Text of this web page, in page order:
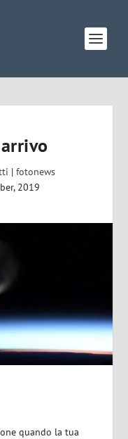
| fotonews
2019
quando la tua